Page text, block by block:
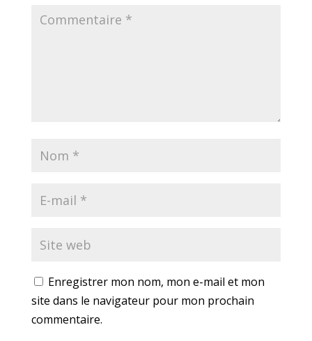
Enregistrer mon nom, mon e-mail et mon
site dans le navigateur pour mon prochain
commentaire.